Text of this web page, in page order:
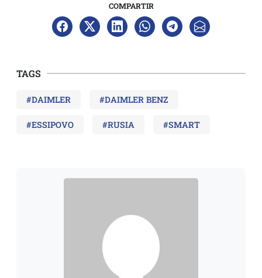
COMPARTIR
TAGS
#DAIMLER #DAIMLER BENZ
#ESSIPOVO #RUSIA #SMART